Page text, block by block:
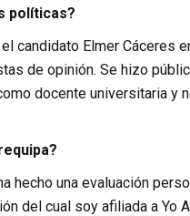
políticas?
candidato Elmer Cáceres
de opinión. Se hizo
docente universitaria
hecho una evaluación
del cual soy afiliada a Yo